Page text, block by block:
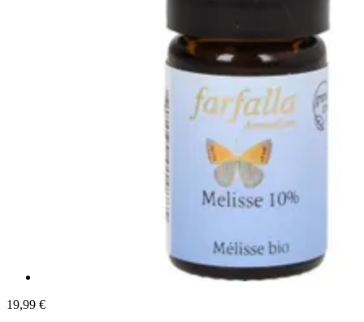
19,99 €